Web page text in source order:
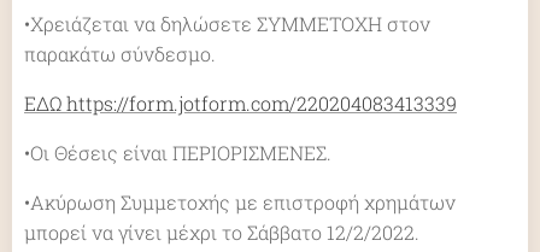
•Χρειάζεται να δηλώσετε ΣΥΜΜΕΤΟΧΗ στον
παρακάτω σύνδεσμο.
ΕΔΩ https://form.jotform.com/220204083413339
•Οι Θέσεις είναι ΠΕΡΙΟΡΙΣΜΕΝΕΣ.
•Ακύρωση Συμμετοχής με επιστροφή χρημάτων
μπορεί να γίνει μέχρι το Σάββατο 12/2/2022.